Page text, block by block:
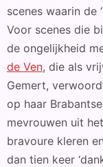
scenes waarin de
Voor scenes die
de ongelijkheid
de Ven, die als
Gemert,
op haar
mevrouwen uit
bravoure kleren
dan tien keer